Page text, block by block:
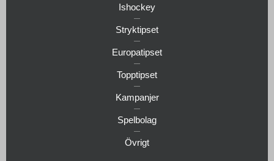
Ishockey
Stryktipset
Europatipset
Topptipset
Kampanjer
Spelbolag
Övrigt